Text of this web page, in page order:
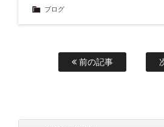
ブログ
前の記事